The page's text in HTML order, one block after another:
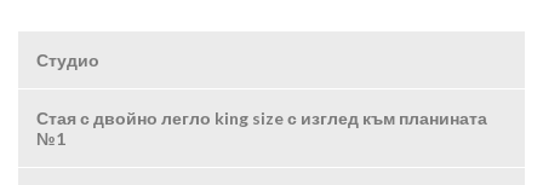
Студио
Стая с двойно легло king size с изглед към планината
№1